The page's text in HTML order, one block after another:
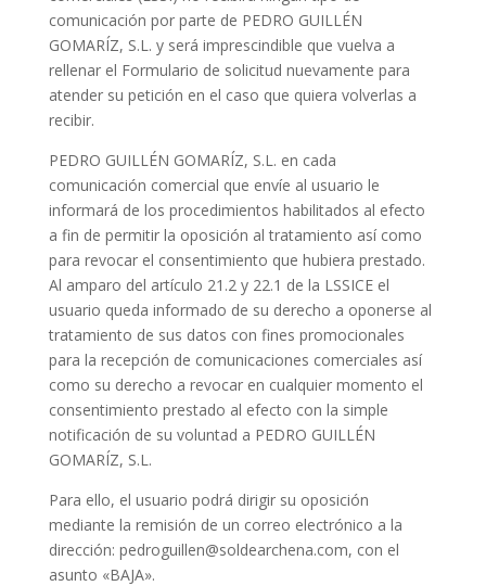
comunicación por parte de PEDRO GUILLÉN
GOMARÍZ, S.L. y será imprescindible que vuelva a
rellenar el Formulario de solicitud nuevamente para
atender su petición en el caso que quiera volverlas a
recibir.
PEDRO GUILLÉN GOMARÍZ, S.L. en cada
comunicación comercial que envíe al usuario le
informará de los procedimientos habilitados al efecto
a fin de permitir la oposición al tratamiento así como
para revocar el consentimiento que hubiera prestado.
Al amparo del artículo 21.2 y 22.1 de la LSSICE el
usuario queda informado de su derecho a oponerse al
tratamiento de sus datos con fines promocionales
para la recepción de comunicaciones comerciales así
como su derecho a revocar en cualquier momento el
consentimiento prestado al efecto con la simple
notificación de su voluntad a PEDRO GUILLÉN
GOMARÍZ, S.L.
Para ello, el usuario podrá dirigir su oposición
mediante la remisión de un correo electrónico a la
dirección: pedroguillen@soldearchena.com, con el
asunto «BAJA».